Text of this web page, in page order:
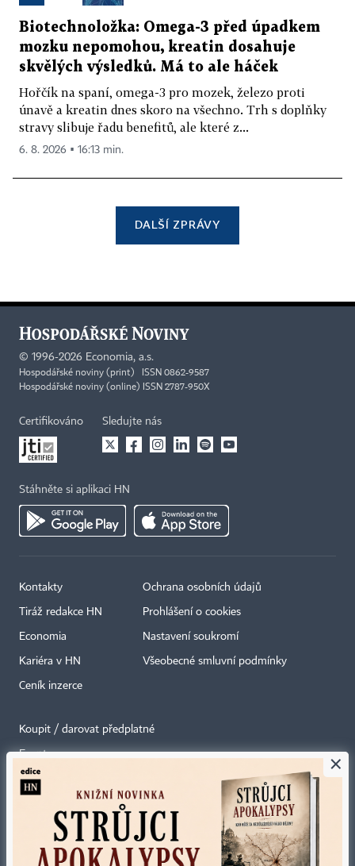
Biotechnoložka: Omega-3 před úpadkem
mozku nepomohou, kreatin dosahuje
skvělých výsledků. Má to ale háček
Hořčík na spaní, omega-3 pro mozek, železo proti
únavě a kreatin dnes skoro na všechno. Trh s doplňky
stravy slibuje řadu benefitů, ale které z...
6. 8. 2026 ▪ 16:13 min.
DALŠÍ ZPRÁVY
© 1996-2026 Economia, a.s.
Hospodářské noviny (print) ISSN 0862-9587
Hospodářské noviny (online) ISSN 2787-950X
Certifikováno Sledujte nás
Stáhněte si aplikaci HN
Kontakty
Tiráž redakce HN
Economia
Kariéra v HN
Ceník inzerce
Ochrana osobních údajů
Prohlášení o cookies
Nastavení soukromí
Všeobecné smluvní podmínky
Koupit / darovat předplatné
Eventy
Newslettery
Autorská práva vykonává vydavatel. Bez písemného svolení vydavatele je
×